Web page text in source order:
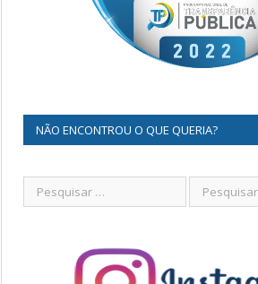
NÃO ENCONTROU O QUE QUERIA?